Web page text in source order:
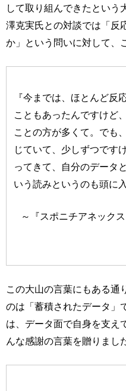
して取り組んできたという
澤克実氏との対談では「反
か」という問いに対して、
『今までは、ほとんど反
こともあったんですけど
ことの方が多くて。でも
じていて、少しずつです
ってきて、自分のデータ
いう読みというのも頭に
～『スポニチアネック
この大山の言葉にもある通
のは「蓄積されたデータ」
は、データ面で自身を支え
んな感謝の言葉を贈りまし